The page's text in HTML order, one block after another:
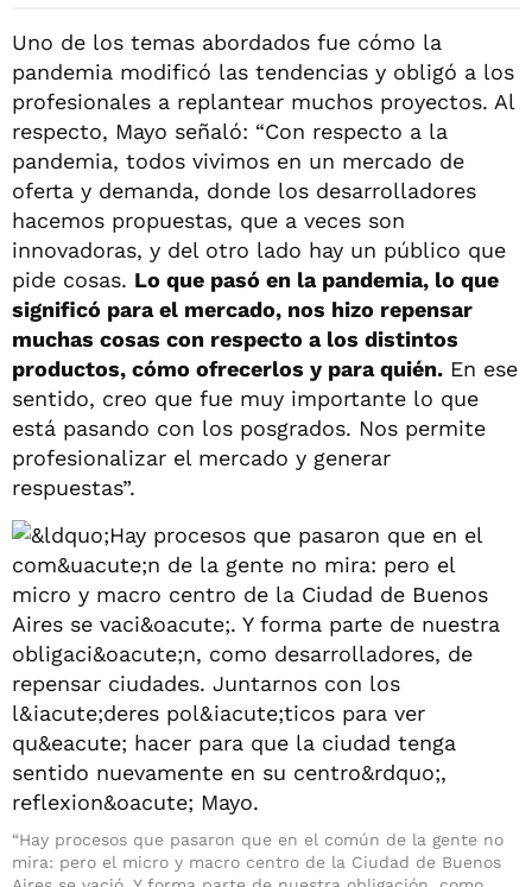
Uno de los temas abordados fue cómo la
pandemia modificó las tendencias y obligó a los
profesionales a replantear muchos proyectos. Al
respecto, Mayo señaló: “Con respecto a la
pandemia, todos vivimos en un mercado de
oferta y demanda, donde los desarrolladores
hacemos propuestas, que a veces son
innovadoras, y del otro lado hay un público que
pide cosas. Lo que pasó en la pandemia, lo que
significó para el mercado, nos hizo repensar
muchas cosas con respecto a los distintos
productos, cómo ofrecerlos y para quién. En ese
sentido, creo que fue muy importante lo que
está pasando con los posgrados. Nos permite
profesionalizar el mercado y generar
respuestas”.
“Hay procesos que pasaron que en el común de la gente no
mira: pero el micro y macro centro de la Ciudad de Buenos